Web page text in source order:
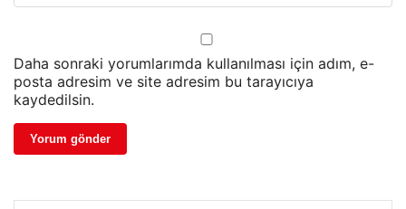
Daha sonraki yorumlarımda kullanılması için adım, e-
posta adresim ve site adresim bu tarayıcıya
kaydedilsin.